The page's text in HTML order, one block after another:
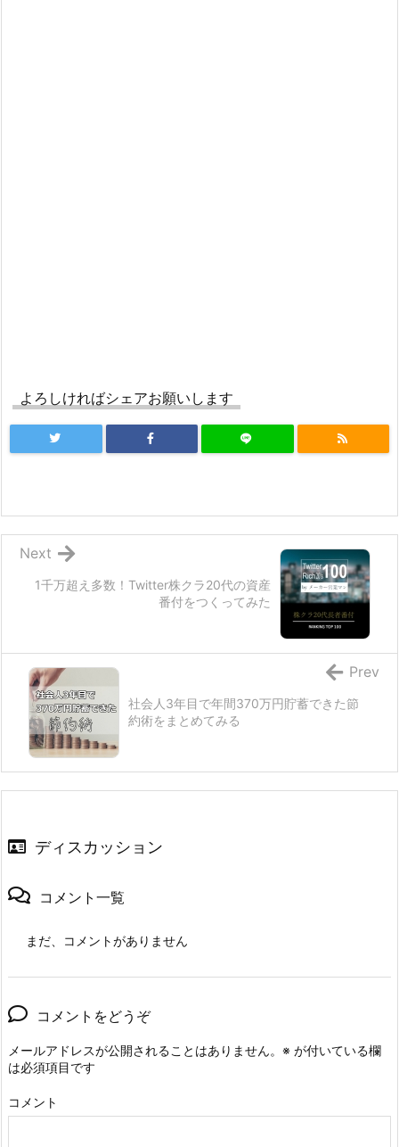
よろしければシェアお願いします
1千万超え多数！Twitter株クラ20代の資産
番付をつくってみた
Next
社会人3年目で年間370万円貯蓄できた節
約術をまとめてみる
Prev
ディスカッション
コメント一覧
まだ、コメントがありません
コメントをどうぞ
メールアドレスが公開されることはありません。 ※ が付いている欄
は必須項目です
コメント